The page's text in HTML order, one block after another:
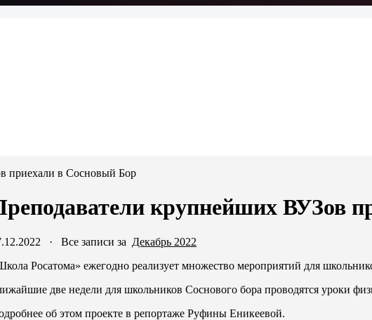
приехали в Сосновый Бор
крупнейших ВУЗов
· Все записи за Декабрь 2022
Росатома» ежегодно реализует множество мероприятий для
две недели для школьников Соснового бора проводятся уроки
об этом проекте в репортаже Руфины Еникеевой.